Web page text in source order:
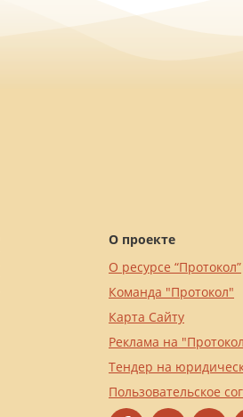
О проекте
О ресурсе “Протокол”
Команда "Протокол"
Карта Сайту
Реклама на
Тендер на
Пользовательское